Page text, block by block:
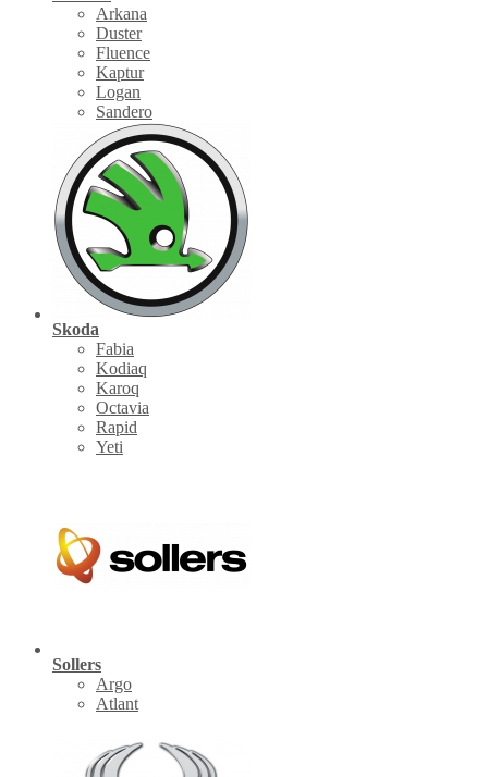
Arkana
Duster
Fluence
Kaptur
Logan
Sandero
Skoda
Fabia
Kodiaq
Karoq
Octavia
Rapid
Yeti
Sollers
Argo
Atlant